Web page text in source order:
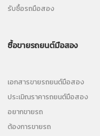
รับซื้อรถมือสอง
ซื้อขายรถยนต์มือสอง
เอกสารขายรถยนต์มือสอง
ประเมิณราคารถยนต์มือสอง
อยากขายรถ
ต้องการขายรถ